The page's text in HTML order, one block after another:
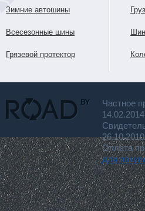
Зимние автошины
Всесезонные шины
Грязевой протектор
Частное
Оплата
для